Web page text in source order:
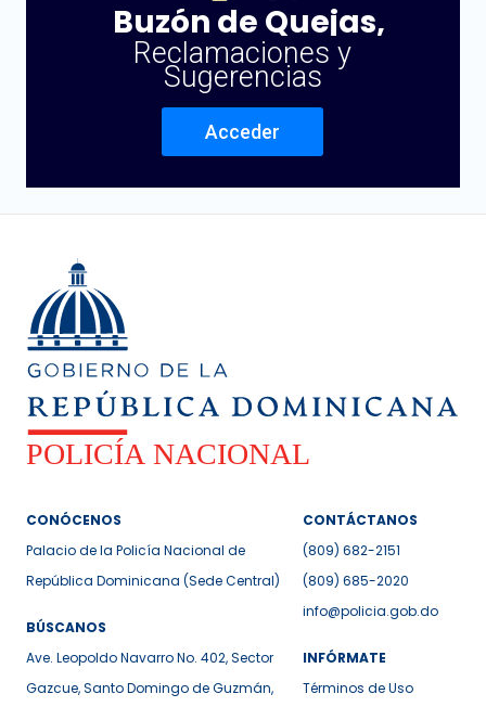
Buzón de Quejas,
Reclamaciones y
Sugerencias
Acceder
CONÓCENOS
Palacio de la Policía Nacional de
República Dominicana (Sede Central)
BÚSCANOS
Ave. Leopoldo Navarro No. 402, Sector
Gazcue, Santo Domingo de Guzmán,
CONTÁCTANOS
(809) 682-2151
(809) 685-2020
info@policia.gob.do
INFÓRMATE
Términos de Uso